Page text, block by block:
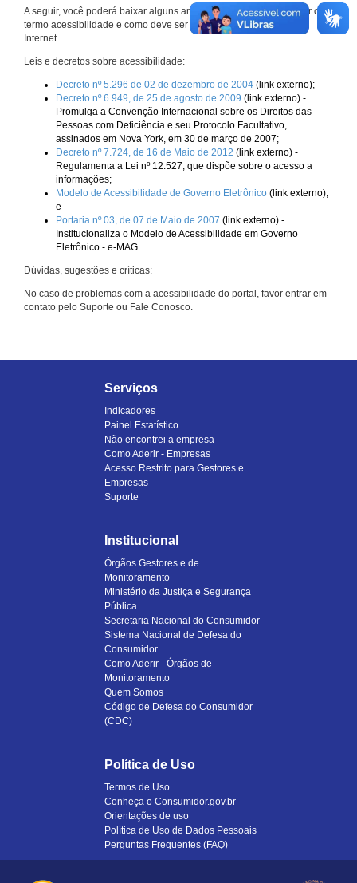
A seguir, você poderá baixar alguns arquivos que explicam melhor o
termo acessibilidade e como deve ser implementado nos sites da
Internet.
Leis e decretos sobre acessibilidade:
Decreto nº 5.296 de 02 de dezembro de 2004 (link externo);
Decreto nº 6.949, de 25 de agosto de 2009 (link externo) -
Promulga a Convenção Internacional sobre os Direitos das
Pessoas com Deficiência e seu Protocolo Facultativo,
assinados em Nova York, em 30 de março de 2007;
Decreto nº 7.724, de 16 de Maio de 2012 (link externo) -
Regulamenta a Lei nº 12.527, que dispõe sobre o acesso a
informações;
Modelo de Acessibilidade de Governo Eletrônico (link externo);
e
Portaria nº 03, de 07 de Maio de 2007 (link externo) -
Institucionaliza o Modelo de Acessibilidade em Governo
Eletrônico - e-MAG.
Dúvidas, sugestões e críticas:
No caso de problemas com a acessibilidade do portal, favor entrar em
contato pelo Suporte ou Fale Conosco.
Serviços
Indicadores
Painel Estatístico
Não encontrei a empresa
Como Aderir - Empresas
Acesso Restrito para Gestores e
Empresas
Suporte
Institucional
Órgãos Gestores e de
Monitoramento
Ministério da Justiça e Segurança
Pública
Secretaria Nacional do Consumidor
Sistema Nacional de Defesa do
Consumidor
Como Aderir - Órgãos de
Monitoramento
Quem Somos
Código de Defesa do Consumidor
(CDC)
Política de Uso
Termos de Uso
Conheça o Consumidor.gov.br
Orientações de uso
Política de Uso de Dados Pessoais
Perguntas Frequentes (FAQ)